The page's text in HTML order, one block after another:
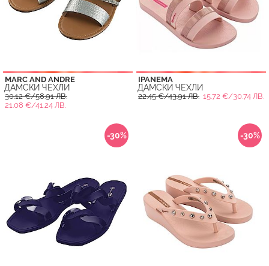
MARC AND ANDRE
ДАМСКИ ЧЕХЛИ
30.12 €/58.91 ЛВ.
21.08 €/41.24 ЛВ.
IPANEMA
ДАМСКИ ЧЕХЛИ
22.45 €/43.91 ЛВ. 15.72 €/30.74 ЛВ.
-30% -30%